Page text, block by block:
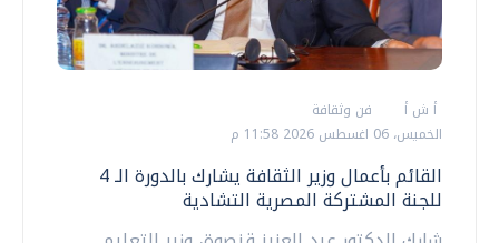
أ ش أ
فن وثقافة
الخميس، 06 اغسطس 2026 11:58 م
القائم بأعمال وزير الثقافة يشارك بالدورة الـ 4
للجنة المشتركة المصرية التشادية